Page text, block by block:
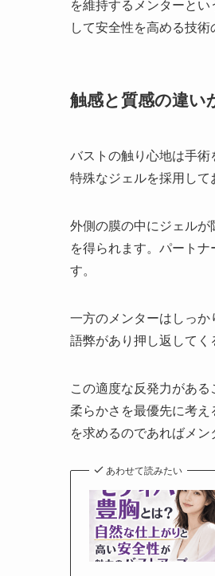
を維持するメンターと
して安全性を高める技術
触感と質感の違い
バストの触り心地は手
特殊なジェルを採用して
外側の膜の中にジェル
を得られます。パート
す。
一方のメンターはしっ
語弊があり押し返してく
この適度な反発力があ
柔らかさを最優先に考
を求めるのであればメン
あわせて読みたい